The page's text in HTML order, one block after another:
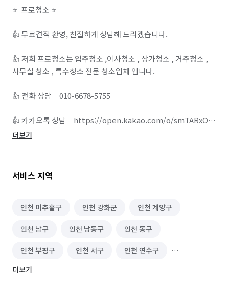
⭐️  프로청소 ⭐️
👍 무료견적 환영, 친절하게 상담해 드리겠습니다.
👍 저희 프로청소는 입주청소 ,이사청소 , 상가청소 , 거주청소 ,
사무실 청소 , 특수청소 전문 청소업체 입니다.
👍 전화 상담     010-6678-5755
👍 카카오톡 상담     https://open.kakao.com/o/smTARxOg
------------------------------------------------------------------
▶ 청소범위는 외창을 제외한 전부다 라고 보시면 됩니다.
, 서랍장 , 신발장 , 싱크대 , 붙박이장 , 바닥 , 벽면 , 화장실 배수구
청소 후 새집증후군 제거까지 확실하게 해드립니다.
더보기
서비스 지역
인천 미추홀구 인천 강화군 인천 계양구
인천 남구 인천 남동구 인천 동구
인천 부평구 인천 서구 인천 연수구
인천 옹진군
더보기